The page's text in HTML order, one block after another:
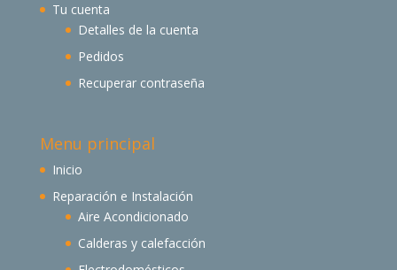
Tu cuenta
Detalles de la cuenta
Pedidos
Recuperar contraseña
Menu principal
Inicio
Reparación e Instalación
Aire Acondicionado
Calderas y calefacción